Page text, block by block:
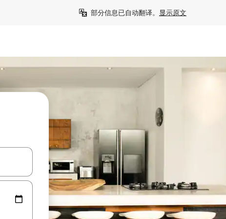
部分信息已自动翻译。 显示原文
过点击或滑动手势浏览。